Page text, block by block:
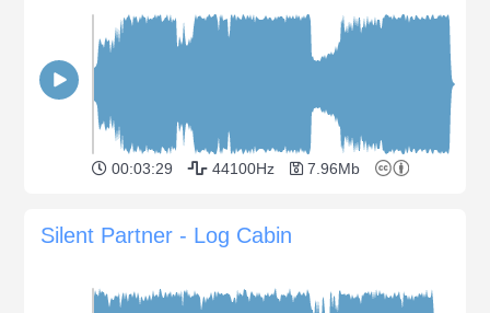
00:03:29 44100Hz 7.96Mb
Silent Partner - Log Cabin